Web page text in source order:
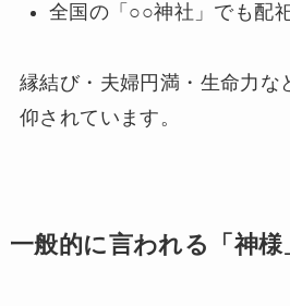
全国の「○○神社」でも配
縁結び・夫婦円満・生命力な
仰されています。
一般的に言われる「神